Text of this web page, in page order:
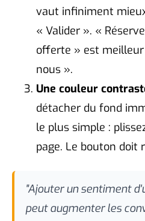
vaut infiniment
« Valider ». «
offerte » est
nous ».
Une couleur
détacher du fond
le plus simple :
page. Le bouton doit
"Ajouter un sentiment
peut augmenter les